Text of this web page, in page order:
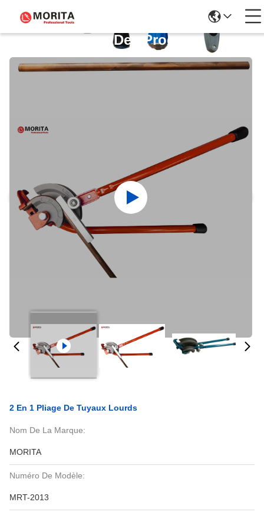
Détails Des Produits
2 En 1 Pliage De Tuyaux Lourds
Nom De La Marque:
MORITA
Numéro De Modèle:
MRT-2013